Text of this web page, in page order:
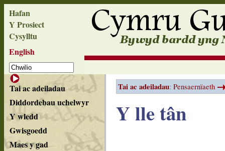
Hafan
Y Prosiect
Cysylltu
English
Tai ac adeiladau
Diddordebau uchelwyr
Y wledd
Gwisgoedd
Maes y gad
Tai ac adeiladau: Pensaernïaeth
Y lle tân